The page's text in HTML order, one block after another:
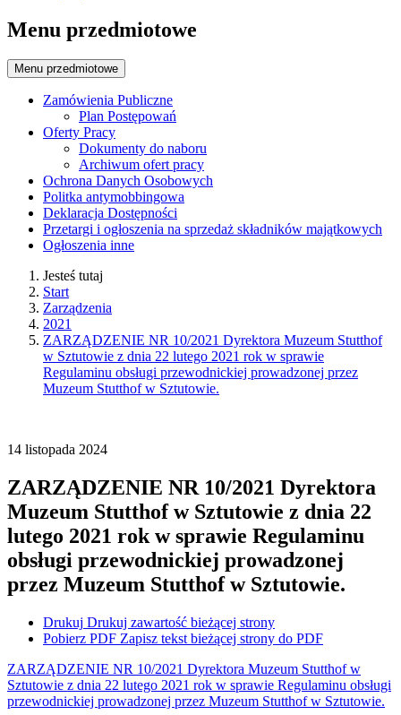
Menu przedmiotowe
Menu przedmiotowe
Zamówienia Publiczne
Plan Postępowań
Oferty Pracy
Dokumenty do naboru
Archiwum ofert pracy
Ochrona Danych Osobowych
Politka antymobbingowa
Deklaracja Dostępności
Przetargi i ogłoszenia na sprzedaż składników majątkowych
Ogłoszenia inne
Jesteś tutaj
Start
Zarządzenia
2021
ZARZĄDZENIE NR 10/2021 Dyrektora Muzeum Stutthof
w Sztutowie z dnia 22 lutego 2021 rok w sprawie
Regulaminu obsługi przewodnickiej prowadzonej przez
Muzeum Stutthof w Sztutowie.
14 listopada 2024
ZARZĄDZENIE NR 10/2021 Dyrektora
Muzeum Stutthof w Sztutowie z dnia 22
lutego 2021 rok w sprawie Regulaminu
obsługi przewodnickiej prowadzonej
przez Muzeum Stutthof w Sztutowie.
Drukuj Drukuj zawartość bieżącej strony
Pobierz PDF Zapisz tekst bieżącej strony do PDF
ZARZĄDZENIE NR 10/2021 Dyrektora Muzeum Stutthof w
Sztutowie z dnia 22 lutego 2021 rok w sprawie Regulaminu obsługi
przewodnickiej prowadzonej przez Muzeum Stutthof w Sztutowie.